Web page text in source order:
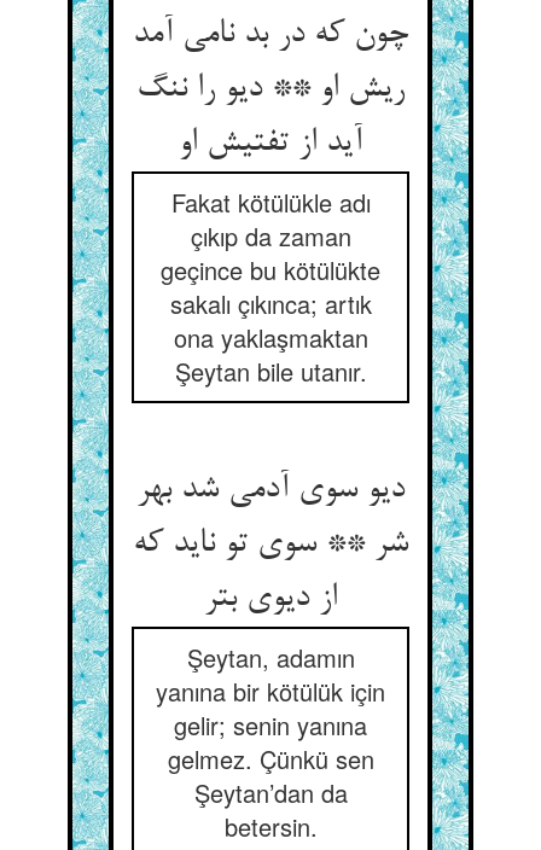
چون که در بد نامی آمد
ریش او ** دیو را ننگ
آید از تفتیش او
Fakat kötülükle adı
çıkıp da zaman
geçince bu kötülükte
sakalı çıkınca; artık
ona yaklaşmaktan
Şeytan bile utanır.
دیو سوی آدمی شد بهر
شر ** سوی تو ناید که
از دیوی بتر
Şeytan, adamın
yanına bir kötülük için
gelir; senin yanına
gelmez. Çünkü sen
Şeytan’dan da
betersin.